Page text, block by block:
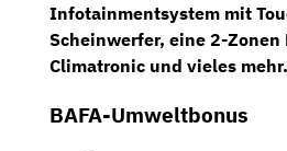
Infotainmentsystem mit
Scheinwerfer, eine 2-Zonen
Climatronic und vieles mehr.
BAFA-Umweltbonus